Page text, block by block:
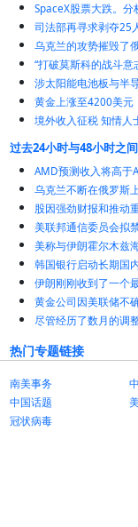
SpaceX股票大跌。
司法部再寻求剥夺25
乌克兰的攻势摧毁了
“打破莫斯科的战斗
涉太阳能电池板与半
黄金上涨至4200美
境外收入征税 知情人
过去24小时与48小时之
AMD预测收入将高于
乌克兰不断在俄罗斯
股因强劲财报和推动
美联邦通信委员会拟
美称与伊朗霍尔木兹
韩国银行启动长期国
伊朗刚刚收到了一个
黄金公司因美联储不
尽管经历了数月的调
热门专题链接
南美事务
中国话题
冠状病毒